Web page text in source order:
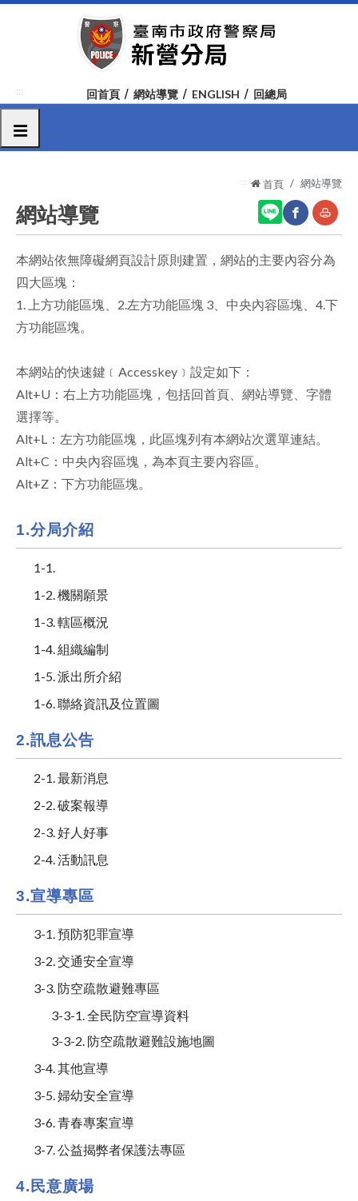
跳
容
塊
::: 回首頁 網站導覽 ENGLISH 回總局
選單
::: 首頁 網站導覽
網站導覽
網
分
友
列
本網站依無障礙網頁設計原則建置，網站的主要內容分為
四大區塊：
1. 上方功能區塊、2.左方功能區塊 3、中央內容區塊、4.下
方功能區塊。
本網站的快速鍵﹝Accesskey﹞設定如下：
Alt+U：右上方功能區塊，包括回首頁、網站導覽、字體
選擇等。
Alt+L：左方功能區塊，此區塊列有本網站次選單連結。
Alt+C：中央內容區塊，為本頁主要內容區。
Alt+Z：下方功能區塊。
1.分局介紹
1-1.
1-2. 機關願景
1-3. 轄區概況
1-4. 組織編制
1-5. 派出所介紹
1-6. 聯絡資訊及位置圖
2.訊息公告
2-1. 最新消息
2-2. 破案報導
2-3. 好人好事
2-4. 活動訊息
3.宣導專區
3-1. 預防犯罪宣導
3-2. 交通安全宣導
3-3. 防空疏散避難專區
3-3-1. 全民防空宣導資料
3-3-2. 防空疏散避難設施地圖
3-4. 其他宣導
3-5. 婦幼安全宣導
3-6. 青春專案宣導
3-7. 公益揭弊者保護法專區
4.民意廣場